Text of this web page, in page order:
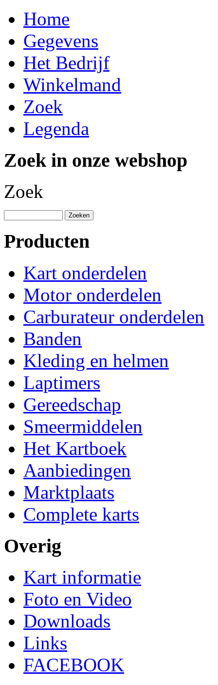
Home
Gegevens
Het Bedrijf
Winkelmand
Zoek
Legenda
Zoek in onze webshop
Zoek
Producten
Kart onderdelen
Motor onderdelen
Carburateur onderdelen
Banden
Kleding en helmen
Laptimers
Gereedschap
Smeermiddelen
Het Kartboek
Aanbiedingen
Marktplaats
Complete karts
Overig
Kart informatie
Foto en Video
Downloads
Links
FACEBOOK